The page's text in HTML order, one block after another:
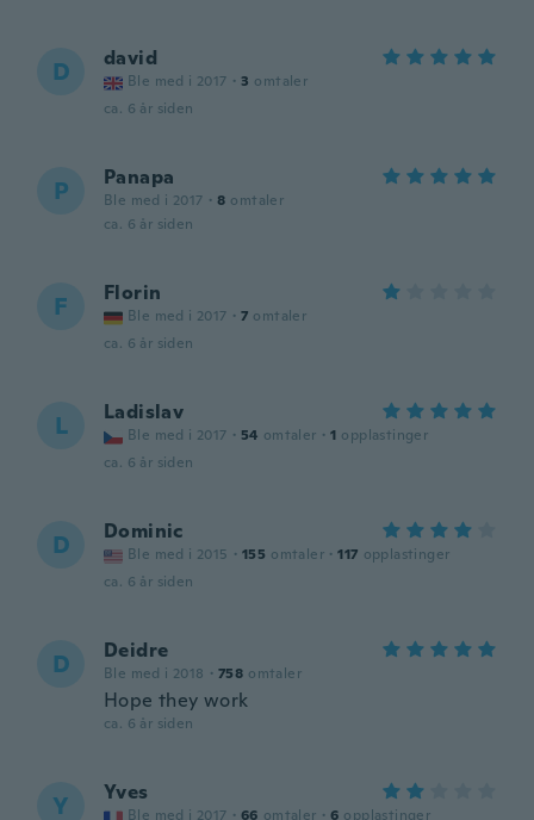
D david
Ble med i 2017 · 3 omtaler
ca. 6 år siden
P Panapa
Ble med i 2017 · 8 omtaler
ca. 6 år siden
F Florin
Ble med i 2017 · 7 omtaler
ca. 6 år siden
L Ladislav
Ble med i 2017 · 54 omtaler · 1 opplastinger
ca. 6 år siden
D Dominic
Ble med i 2015 · 155 omtaler · 117 opplastinger
ca. 6 år siden
D Deidre
Ble med i 2018 · 758 omtaler
Hope they work
ca. 6 år siden
Y Yves
Ble med i 2017 · 66 omtaler · 6 opplastinger